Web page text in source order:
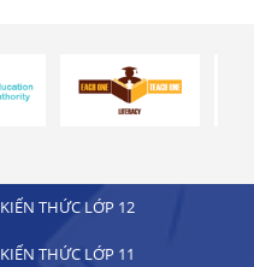
KIẾN THỨC LỚP 12
KIẾN THỨC LỚP 11